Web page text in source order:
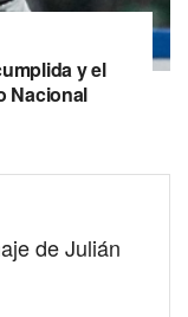
y el
Nacional
de Julián